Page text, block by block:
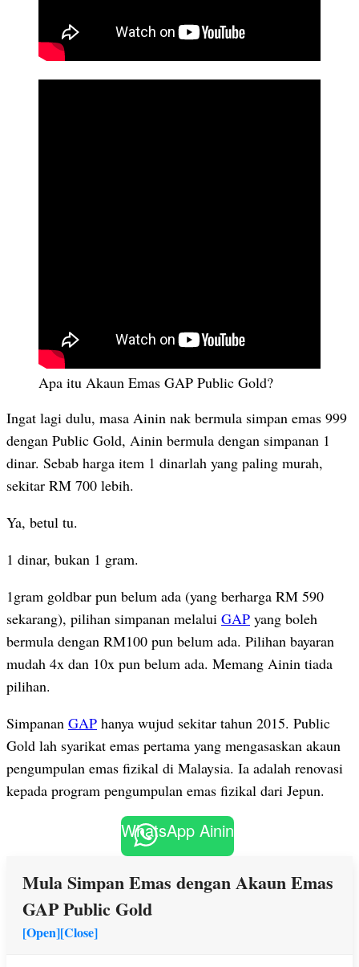
Apa itu Akaun Emas GAP Public Gold?
Ingat lagi dulu, masa Ainin nak bermula simpan emas 999
dengan Public Gold, Ainin bermula dengan simpanan 1
dinar. Sebab harga item 1 dinarlah yang paling murah,
sekitar RM 700 lebih.
Ya, betul tu.
1 dinar, bukan 1 gram.
1gram goldbar pun belum ada (yang berharga RM 590
sekarang), pilihan simpanan melalui GAP yang boleh
bermula dengan RM100 pun belum ada. Pilihan bayaran
mudah 4x dan 10x pun belum ada. Memang Ainin tiada
pilihan.
Simpanan GAP hanya wujud sekitar tahun 2015. Public
Gold lah syarikat emas pertama yang mengasaskan akaun
pengumpulan emas fizikal di Malaysia. Ia adalah renovasi
kepada program pengumpulan emas fizikal dari Jepun.
WhatsApp Ainin
Mula Simpan Emas dengan Akaun Emas
GAP Public Gold
[Open][Close]